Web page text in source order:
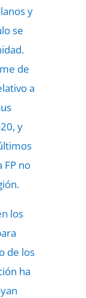
y
se
de
a
y
FP no
los
de los
ha